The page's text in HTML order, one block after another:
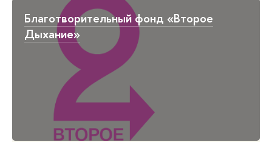
Благотворительный фонд «Второе
Дыхание»